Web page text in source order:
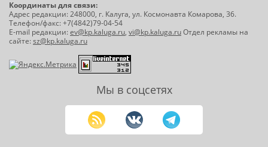
Координаты для связи:
Адрес редакции: 248000, г. Калуга, ул. Космонавта Комарова, 36.
Телефон/факс: +7(4842)79-04-54
E-mail редакции:ev@kp.kaluga.ru, vi@kp.kaluga.ruОтдел рекламы на
сайте:sz@kp.kaluga.ru
Мы в соцсетях